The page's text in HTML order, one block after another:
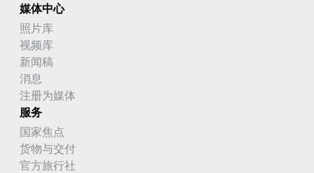
媒体中心
照片库
视频库
新闻稿
消息
注册为媒体
服务
国家焦点
货物与交付
官方旅行社